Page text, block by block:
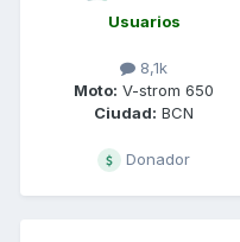
Usuarios
8,1k
Moto: V-strom 650
Ciudad: BCN
Donador